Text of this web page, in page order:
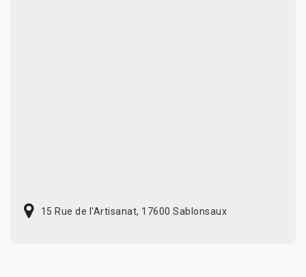
15 Rue de l'Artisanat, 17600 Sablonsaux